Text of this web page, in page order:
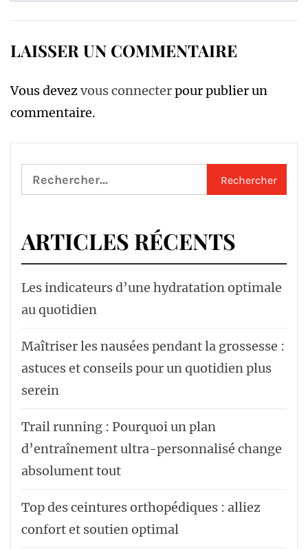
LAISSER UN COMMENTAIRE
Vous devezvous connecterpour publier un
commentaire.
Rechercher :
ARTICLES RÉCENTS
Les indicateurs d’une hydratation optimale
au quotidien
Maîtriser les nausées pendant la grossesse :
astuces et conseils pour un quotidien plus
serein
Trail running : Pourquoi un plan
d’entraînement ultra-personnalisé change
absolument tout
Top des ceintures orthopédiques : alliez
confort et soutien optimal